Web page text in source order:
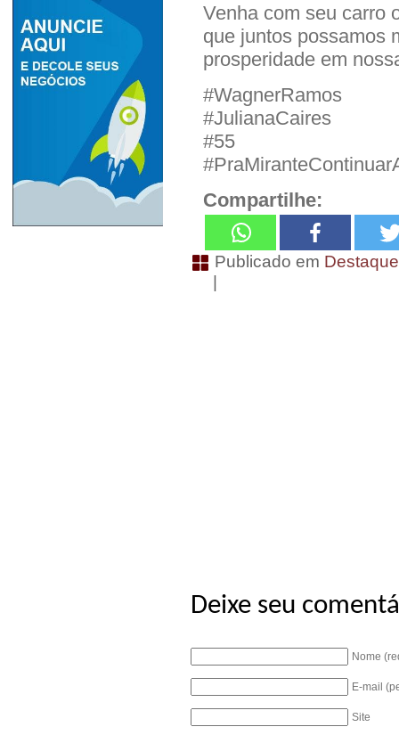
Venha com seu carro
que juntos possamos
prosperidade em
#WagnerRamos
#JulianaCaires
#55
Compartilhe:
Publicado em
|
Deixe seu
Nome
E-mail
Site